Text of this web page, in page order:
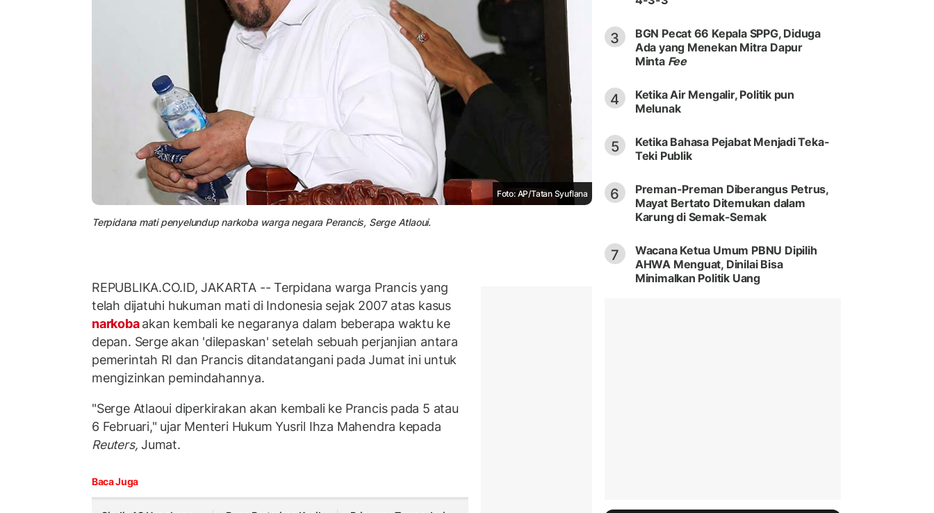
Foto: AP/Tatan Syuflana
Terpidana mati penyelundup narkoba warga negara Perancis, Serge Atlaoui.
REPUBLIKA.CO.ID, JAKARTA -- Terpidana warga Prancis yang
telah dijatuhi hukuman mati di Indonesia sejak 2007 atas kasus
narkobaakan kembali ke negaranya dalam beberapa waktu ke
depan. Serge akan 'dilepaskan' setelah sebuah perjanjian antara
pemerintah RI dan Prancis ditandatangani pada Jumat ini untuk
mengizinkan pemindahannya.
"Serge Atlaoui diperkirakan akan kembali ke Prancis pada 5 atau
6 Februari," ujar Menteri Hukum Yusril Ihza Mahendra kepada
Reuters,Jumat.
Baca Juga
3
BGN Pecat 66 Kepala SPPG, Diduga
Ada yang Menekan Mitra Dapur
Minta Fee
4
Ketika Air Mengalir, Politik pun
Melunak
5
Ketika Bahasa Pejabat Menjadi Teka-
Teki Publik
6
Preman-Preman Diberangus Petrus,
Mayat Bertato Ditemukan dalam
Karung di Semak-Semak
7
Wacana Ketua Umum PBNU Dipilih
AHWA Menguat, Dinilai Bisa
Minimalkan Politik Uang